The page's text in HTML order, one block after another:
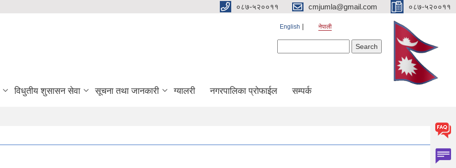
०८७-५२००११ cmjumla@gmail.com ०८७-५२००११
English नेपाली
विधुतीय शुसासन सेवा सूचना तथा जानकारी ग्यालरी नगरपालिका प्रोफाईल सम्पर्क